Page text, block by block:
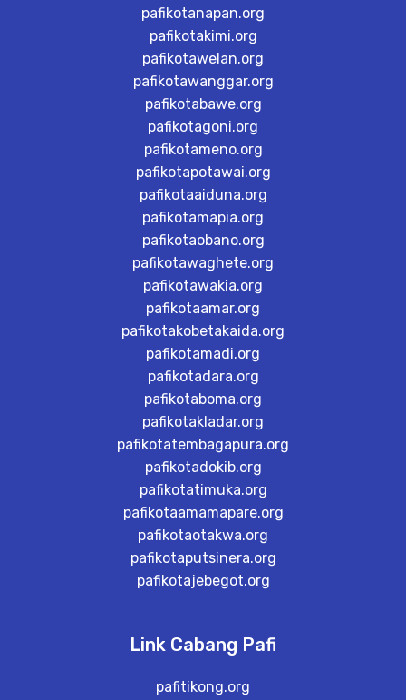
pafikotanapan.org
pafikotakimi.org
pafikotawelan.org
pafikotawanggar.org
pafikotabawe.org
pafikotagoni.org
pafikotameno.org
pafikotapotawai.org
pafikotaaiduna.org
pafikotamapia.org
pafikotaobano.org
pafikotawaghete.org
pafikotawakia.org
pafikotaamar.org
pafikotakobetakaida.org
pafikotamadi.org
pafikotadara.org
pafikotaboma.org
pafikotakladar.org
pafikotatembagapura.org
pafikotadokib.org
pafikotatimuka.org
pafikotaamamapare.org
pafikotaotakwa.org
pafikotaputsinera.org
pafikotajebegot.org
Link Cabang Pafi
pafitikong.org